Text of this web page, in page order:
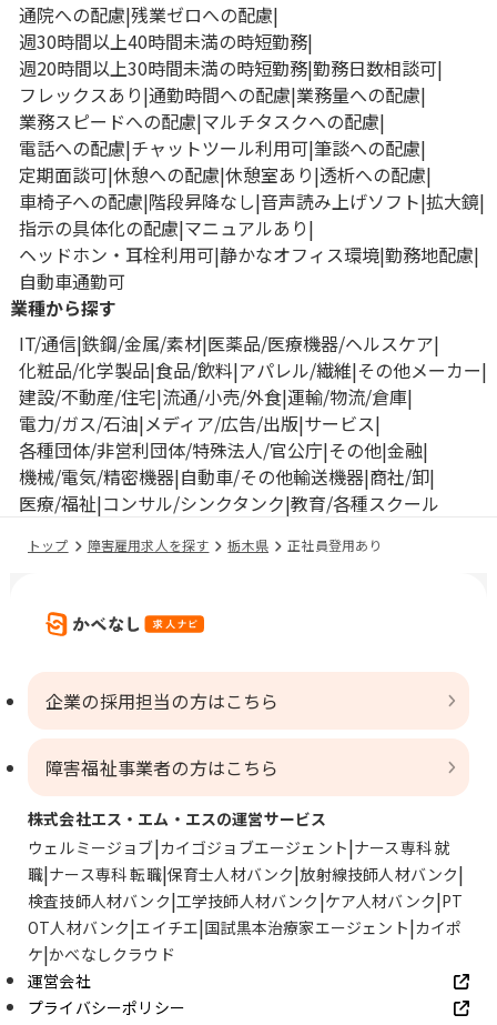
通院への配慮 残業ゼロへの配慮
週30時間以上40時間未満の時短勤務
週20時間以上30時間未満の時短勤務 勤務日数相談可
フレックスあり 通勤時間への配慮 業務量への配慮
業務スピードへの配慮 マルチタスクへの配慮
電話への配慮 チャットツール利用可 筆談への配慮
定期面談可 休憩への配慮 休憩室あり 透析への配慮
車椅子への配慮 階段昇降なし 音声読み上げソフト 拡大鏡
指示の具体化の配慮 マニュアルあり
ヘッドホン・耳栓利用可 静かなオフィス環境 勤務地配慮
自動車通勤可
業種から探す
IT/通信 鉄鋼/金属/素材 医薬品/医療機器/ヘルスケア
化粧品/化学製品 食品/飲料 アパレル/繊維 その他メーカー
建設/不動産/住宅 流通/小売/外食 運輸/物流/倉庫
電力/ガス/石油 メディア/広告/出版 サービス
各種団体/非営利団体/特殊法人/官公庁 その他 金融
機械/電気/精密機器 自動車/その他輸送機器 商社/卸
医療/福祉 コンサル/シンクタンク 教育/各種スクール
トップ 障害雇用求人を探す 栃木県 正社員登用あり
企業の採用担当の方はこちら
障害福祉事業者の方はこちら
株式会社エス・エム・エスの運営サービス
ウェルミージョブ カイゴジョブエージェント ナース専科 就
職 ナース専科 転職 保育士人材バンク 放射線技師人材バンク
検査技師人材バンク 工学技師人材バンク ケア人材バンク PT
OT人材バンク エイチエ 国試黒本治療家エージェント カイポ
ケ かべなしクラウド
運営会社
プライバシーポリシー